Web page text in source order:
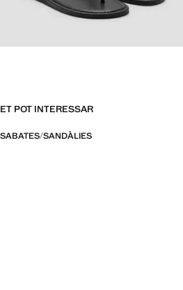
ET POT INTERESSAR
SABATES SANDÀLIES